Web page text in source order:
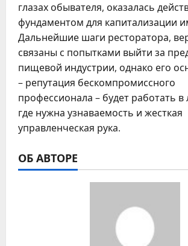
глазах обывателя, оказалась
фундаментом для капитализации
Дальнейшие шаги ресторатора,
связаны с попытками выйти за
пищевой индустрии, однако его
– репутация бескомпромиссного
профессионала – будет работать
где нужна узнаваемость и жесткая
управленческая рука.
ОБ АВТОРЕ